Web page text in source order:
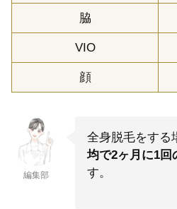
脇
VIO
顔
編集部
全身脱毛をする
均で2ヶ月に1回
す。